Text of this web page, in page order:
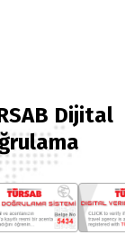
Dijital